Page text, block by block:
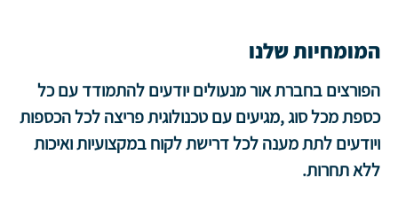
המומחיות שלנו
הפורצים בחברת אור מנעולים יודעים להתמודד עם כל
כספת מכל סוג ,מגיעים עם טכנולוגית פריצה לכל הכספות
ויודעים לתת מענה לכל דרישת לקוח במקצועיות ואיכות
ללא תחרות.